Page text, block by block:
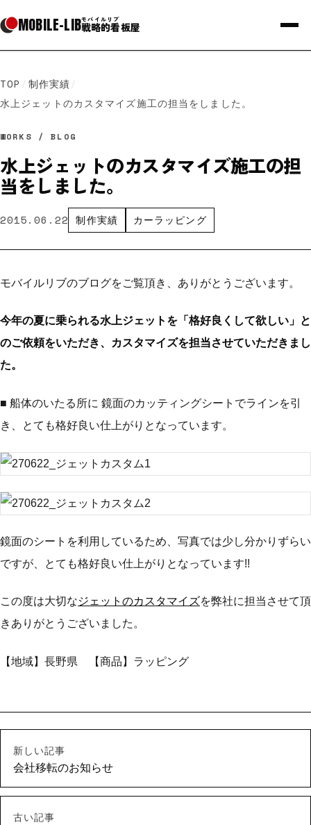
MOBILE-LIBモバイルリブ
戦略的看板屋
TOP / 制作実績/
水上ジェットのカスタマイズ施工の担当をしました。
WORKS / BLOG
水上ジェットのカスタマイズ施工の担
当をしました。
2015.06.22 制作実績 カーラッピング
モバイルリブのブログをご覧頂き、ありがとうございます。
今年の夏に乗られる水上ジェットを「格好良くして欲しい」と
のご依頼をいただき、カスタマイズを担当させていただきまし
た。
■ 船体のいたる所に 鏡面のカッティングシートでラインを引
き、とても格好良い仕上がりとなっています。
鏡面のシートを利用しているため、写真では少し分かりずらい
ですが、とても格好良い仕上がりとなっています!!
この度は大切なジェットのカスタマイズを弊社に担当させて頂
きありがとうございました。
【地域】長野県 【商品】ラッピング
新しい記事
会社移転のお知らせ
古い記事